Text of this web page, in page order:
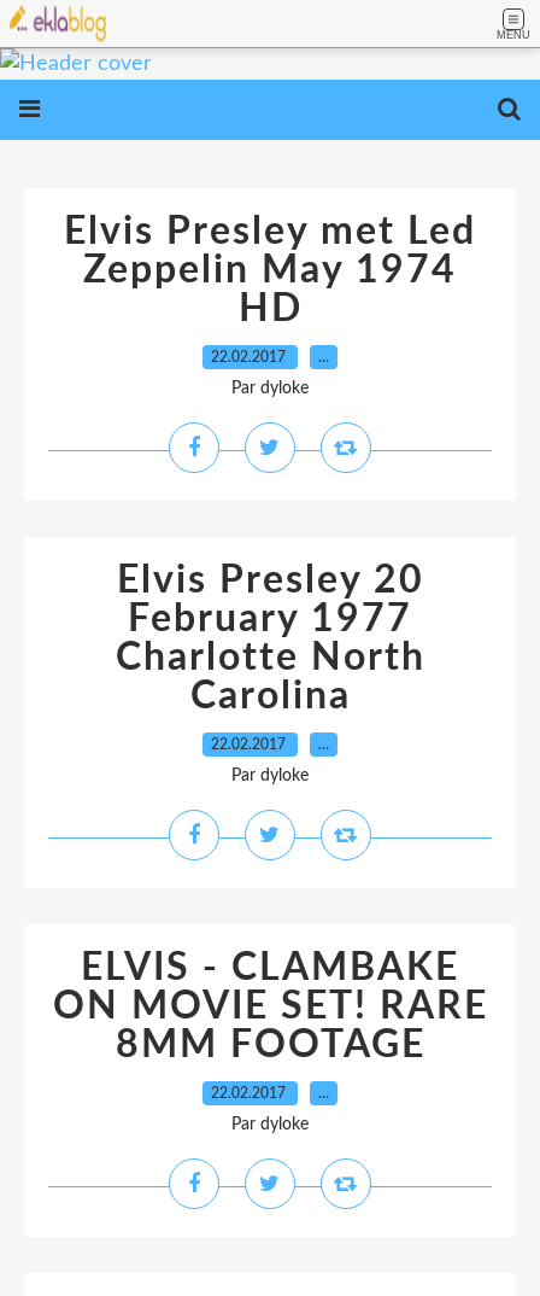
MENU
Elvis Presley met Led
Zeppelin May 1974
HD
22.02.2017 …
Par dyloke
Elvis Presley 20
February 1977
Charlotte North
Carolina
22.02.2017 …
Par dyloke
ELVIS - CLAMBAKE
ON MOVIE SET! RARE
8MM FOOTAGE
22.02.2017 …
Par dyloke